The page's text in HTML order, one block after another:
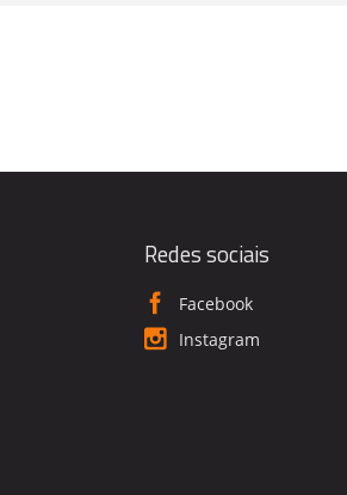
Redes sociais
Facebook
Instagram